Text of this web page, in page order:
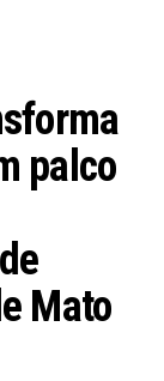
palco
Mato